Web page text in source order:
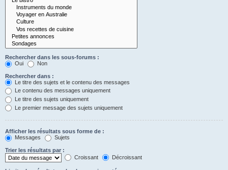
Rechercher dans les sous-forums :
Oui
Non
Rechercher dans :
Le titre des sujets et le contenu des messages
Le contenu des messages uniquement
Le titre des sujets uniquement
Le premier message des sujets uniquement
Afficher les résultats sous forme de :
Messages
Sujets
Trier les résultats par :
Croissant
Décroissant